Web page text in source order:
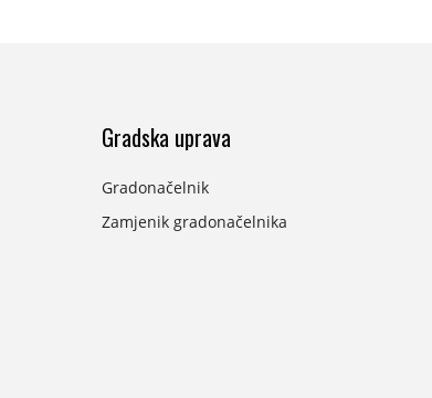
Gradska uprava
Gradonačelnik
Zamjenik gradonačelnika